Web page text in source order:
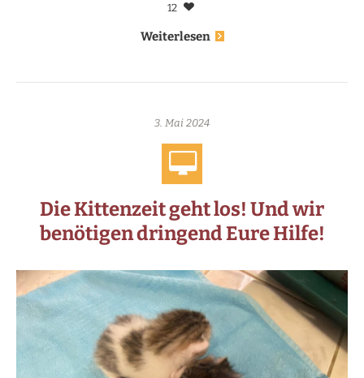
12
Weiterlesen
3. Mai 2024
Die Kittenzeit geht los! Und wir
benötigen dringend Eure Hilfe!